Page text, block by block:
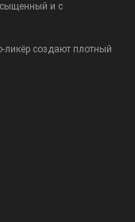
и с
создают плотный